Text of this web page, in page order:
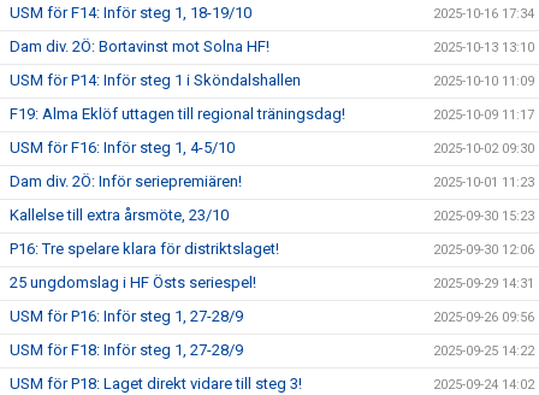
USM för F14: Inför steg 1, 18-19/10 2025-10-16 17:34
Dam div. 2Ö: Bortavinst mot Solna HF! 2025-10-13 13:10
USM för P14: Inför steg 1 i Sköndalshallen 2025-10-10 11:09
F19: Alma Eklöf uttagen till regional träningsdag! 2025-10-09 11:17
USM för F16: Inför steg 1, 4-5/10 2025-10-02 09:30
Dam div. 2Ö: Inför seriepremiären! 2025-10-01 11:23
Kallelse till extra årsmöte, 23/10 2025-09-30 15:23
P16: Tre spelare klara för distriktslaget! 2025-09-30 12:06
25 ungdomslag i HF Östs seriespel! 2025-09-29 14:31
USM för P16: Inför steg 1, 27-28/9 2025-09-26 09:56
USM för F18: Inför steg 1, 27-28/9 2025-09-25 14:22
USM för P18: Laget direkt vidare till steg 3! 2025-09-24 14:02